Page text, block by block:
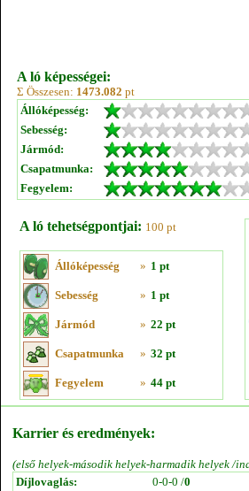
A ló képességei:
Σ Összesen: 1473.082 pt
Állóképesség:
Sebesség:
Jármód:
Csapatmunka:
Fegyelem:
A ló tehetségpontjai: 100 pt
Állóképesség » 1 pt
Sebesség » 1 pt
Jármód » 22 pt
Csapatmunka » 32 pt
Fegyelem » 44 pt
Karrier és eredmények:
(első helyek-második helyek-harmadik helyek /
Díjlovaglás:
0-0-0 /0